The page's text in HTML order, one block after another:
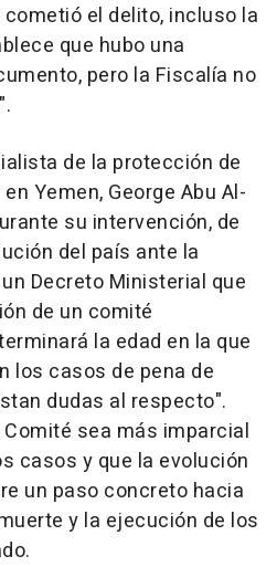
el delito, incluso la
que hubo una
pero la Fiscalía no
de la protección de
Yemen, George Abu Al-
su intervención, de
del país ante la
Decreto Ministerial que
de un comité
la edad en la que
los casos de pena de
dudas al respecto".
sea más imparcial
casos y que la evolución
un paso concreto hacia
y la ejecución de los